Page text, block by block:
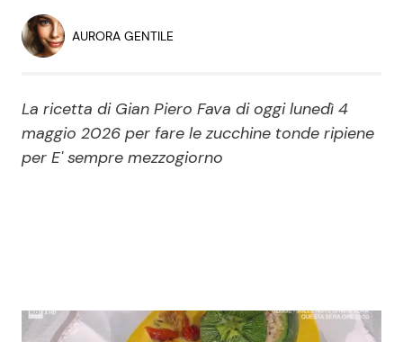
Economia
Persone Scomparse
Politica Reality e Talent
Soap Opera
News Musica
AURORA GENTILE
La ricetta di Gian Piero Fava di oggi lunedì 4
maggio 2026 per fare le zucchine tonde ripiene
per E' sempre mezzogiorno